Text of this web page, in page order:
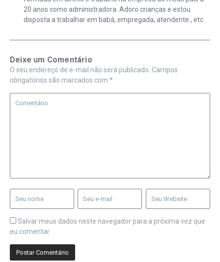
20 anos como administradora. Adoro crianças e estou
disposta a trabalhar em babá, empregada, atendente , etc
Deixe um Comentário
O seu endereço de e-mail não será publicado. Campos
obrigatórios são marcados com *
Salvar meus dados neste navegador para a próxima vez que
eu comentar.